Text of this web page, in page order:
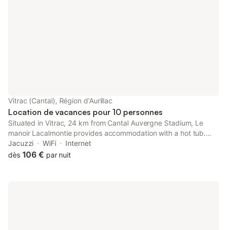
Vitrac (Cantal), Région d'Aurillac
Location de vacances pour 10 personnes
Situated in Vitrac, 24 km from Cantal Auvergne Stadium, Le
manoir Lacalmontie provides accommodation with a hot tub.
This property offers access to a balcony, free private parking
and free WiFi.
Jacuzzi WiFi
Internet
dès 106 € par nuit